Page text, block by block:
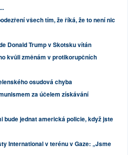
všech tím, že říká, že to není nic
Donald Trump v Skotsku vítán
kvůli změnám v protikorupčních
osudová chyba
za účelem získávání
bude jednat americká policie, když jste
International v terénu v Gaze: „Jsme